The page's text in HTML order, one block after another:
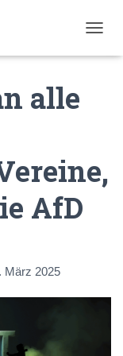
alle
AfD
März 2025